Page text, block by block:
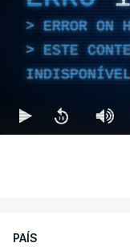
ERROR ON
ESTE
PAÍS